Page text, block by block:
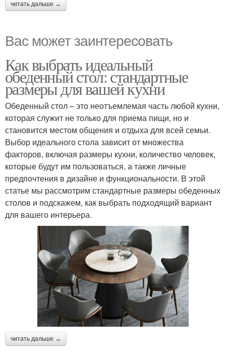
читать дальше →
Вас может заинтересовать
Как выбрать идеальный
обеденный стол: стандартные
размеры для вашей кухни
Обеденный стол – это неотъемлемая часть любой кухни,
которая служит не только для приема пищи, но и
становится местом общения и отдыха для всей семьи.
Выбор идеального стола зависит от множества
факторов, включая размеры кухни, количество человек,
которые будут им пользоваться, а также личные
предпочтения в дизайне и функциональности. В этой
статье мы рассмотрим стандартные размеры обеденных
столов и подскажем, как выбрать подходящий вариант
для вашего интерьера.
читать дальше →